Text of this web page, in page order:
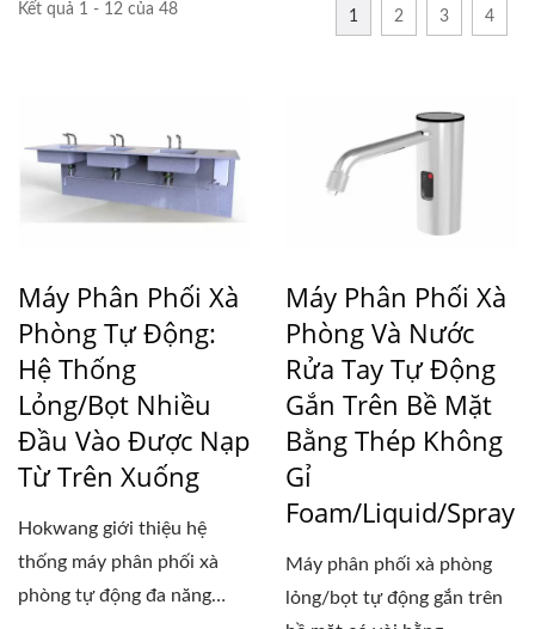
Kết quả 1 - 12 của 48 1 2 3 4
Máy Phân Phối Xà
Phòng Tự Động:
Hệ Thống
Lỏng/bọt Nhiều
Đầu Vào Được Nạp
Từ Trên Xuống
Hokwang giới thiệu hệ
thống máy phân phối xà
phòng tự động đa năng
Máy Phân Phối Xà
Phòng Và Nước
Rửa Tay Tự Động
Gắn Trên Bề Mặt
Bằng Thép Không
Gỉ
Foam/Liquid/Spray
Máy phân phối xà phòng
lỏng/bọt tự động gắn trên